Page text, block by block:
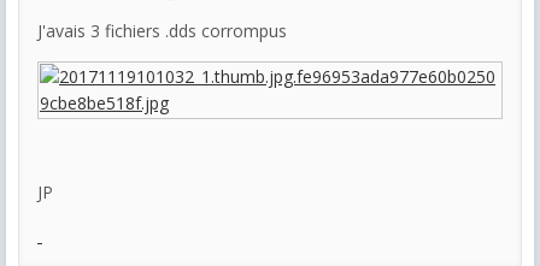
J'avais 3 fichiers .dds corrompus
JP